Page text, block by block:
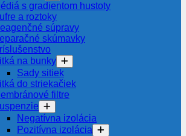
s gradientom hustoty
a roztoky
súpravy
skúmavky
na bunky
Sady sitiek
do striekačiek
filtre
Negatívna izolácia
Pozitívna izolácia